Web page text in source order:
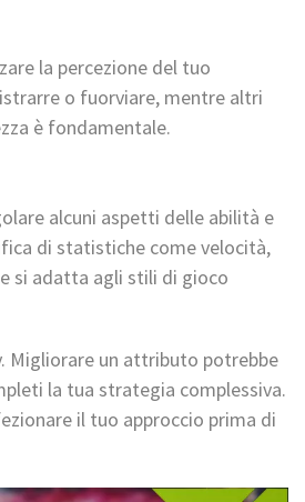
la percezione del tuo
o fuorviare, mentre altri
è fondamentale.
alcuni aspetti delle abilità e
di statistiche come velocità,
si adatta agli stili di gioco
Migliorare un attributo potrebbe
la tua strategia complessiva.
il tuo approccio prima di